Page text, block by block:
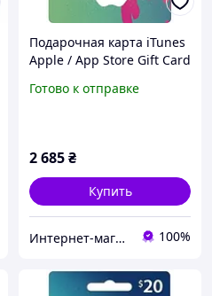
Подарочная карта iTunes
Apple / App Store Gift Card
Америка)
Готово к отправке
2 685₴
Купить
Интернет-магазин "Digital Product" 100%